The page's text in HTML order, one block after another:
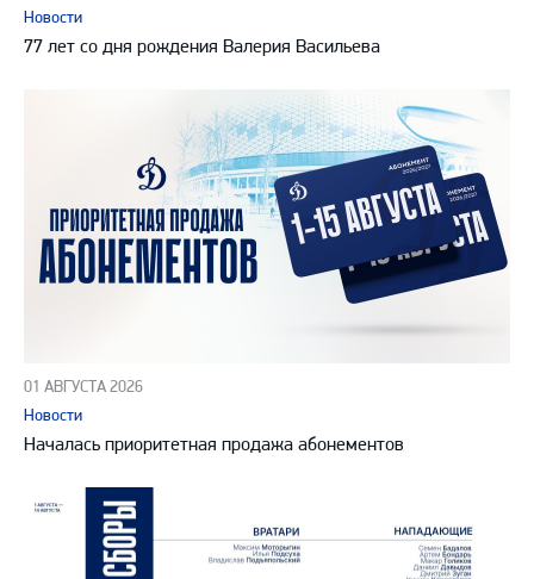
Новости
77 лет со дня рождения Валерия Васильева
01 АВГУСТА 2026
Новости
Началась приоритетная продажа абонементов